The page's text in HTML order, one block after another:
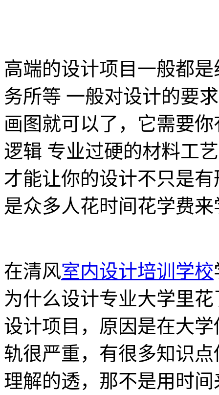
高端的设计项目一般都
务所等 一般对设计的要
画图就可以了，它需要
逻辑 专业过硬的材料工
才能让你的设计不只是
是众多人花时间花学费
在清风室内设计培训学校
为什么设计专业大学里
设计项目，原因是在大
轨很严重，有很多知识
理解的透，那不是用时